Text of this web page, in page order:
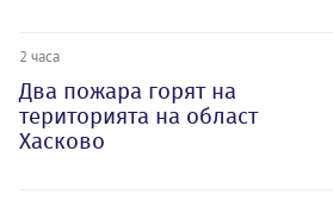
2 часа
Два пожара горят на
територията на област
Хасково